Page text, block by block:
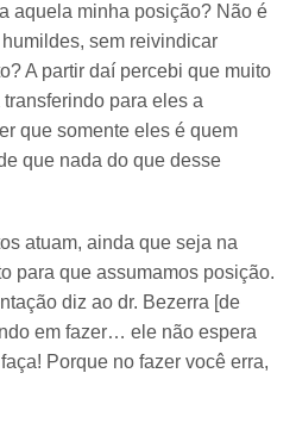
aquela minha posição? Não é
sem reivindicar
A partir daí percebi que muito
para eles a
que somente eles é quem
que nada do que desse
atuam, ainda que seja na
para que assumamos posição.
diz ao dr. Bezerra [de
em fazer… ele não espera
Porque no fazer você erra,